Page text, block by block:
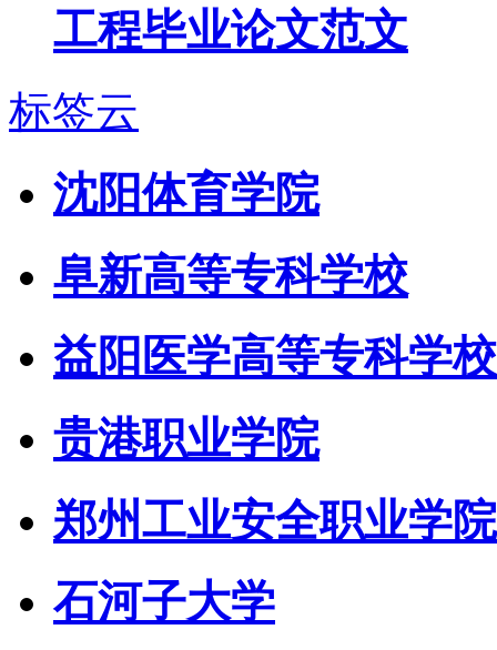
工程毕业论文范文
标签云
沈阳体育学院
阜新高等专科学校
益阳医学高等专科学校
贵港职业学院
郑州工业安全职业学院
石河子大学